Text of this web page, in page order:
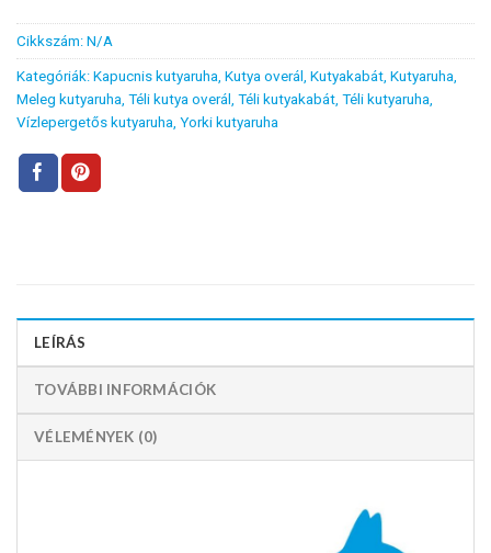
Cikkszám: N/A
Kategóriák: Kapucnis kutyaruha Kutya overál Kutyakabát Kutyaruha
Meleg kutyaruha Téli kutya overál Téli kutyakabát Téli kutyaruha
Vízlepergetős kutyaruha Yorki kutyaruha
LEÍRÁS
TOVÁBBI INFORMÁCIÓK
VÉLEMÉNYEK (0)